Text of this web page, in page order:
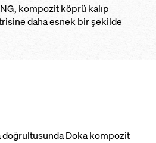
kompozit köprü kalıp
daha esnek bir şekilde
doğrultusunda Doka kompozit